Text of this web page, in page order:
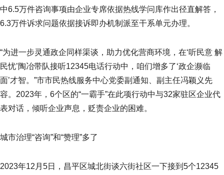
中6.5万件咨询事项由企业专席依据热线学问库作出径直解答，
6.3万件诉求问题依据接诉即办机制派至干系单元办理。
“为进一步灵通政企同样渠谈，助力优化营商环境，在‘听民意 解
民忧’陶冶带队接听12345电话行动中，咱们增多了‘政企濒临
面’才智。”市市民热线服务中心党委副通知、副主任冯颖义先
容。2023年，6个区的“一霸手”在此项行动中与32家驻区企业代
表对话，倾听企业声息，贬责企业的困难。
城市治理“咨询”和“赞理”多了
2023年12月5日，昌平区城北街谈六街社区一下接到5个12345